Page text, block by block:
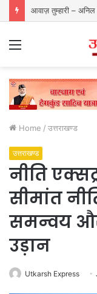
आवाज़ तुम्हारी – अनिल
Home / उत्तराखण्ड
उत्तराखण्ड
नीति
सीमांत
समन्वय
उड़ान
Utkarsh Express